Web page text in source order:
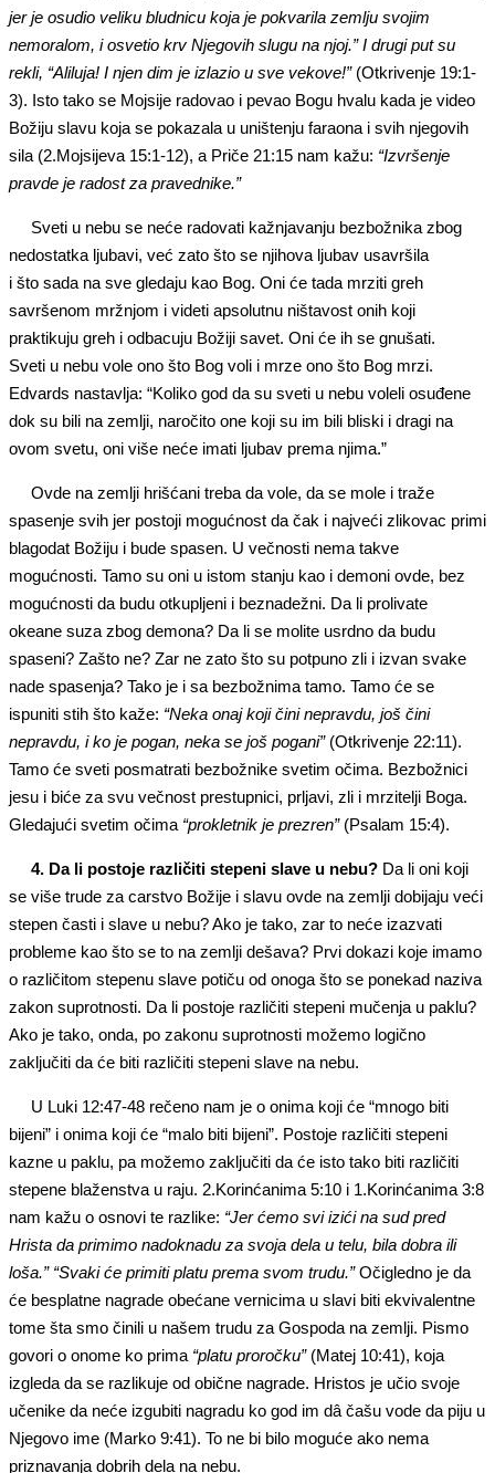
jer je osudio veliku bludnicu koja je pokvarila zemlju svojim
nemoralom, i osvetio krv Njegovih slugu na njoj.” I drugi put su
rekli, “Aliluja! I njen dim je izlazio u sve vekove!”(Otkrivenje 19:1-
3). Isto tako se Mojsije radovao i pevao Bogu hvalu kada je video
Božiju slavu koja se pokazala u uništenju faraona i svih njegovih
sila (2.Mojsijeva 15:1-12), a Priče 21:15 nam kažu: “Izvršenje
pravde je radost za pravednike.”
Sveti u nebu se neće radovati kažnjavanju bezbožnika zbog
nedostatka ljubavi, već zato što se njihova ljubav usavršila
i što sada na sve gledaju kao Bog. Oni će tada mrziti greh
savršenom mržnjom i videti apsolutnu ništavost onih koji
praktikuju greh i odbacuju Božiji savet. Oni će ih se gnušati.
Sveti u nebu vole ono što Bog voli i mrze ono što Bog mrzi.
Edvards nastavlja: “Koliko god da su sveti u nebu voleli osuđene
dok su bili na zemlji, naročito one koji su im bili bliski i dragi na
ovom svetu, oni više neće imati ljubav prema njima.”
Ovde na zemlji hrišćani treba da vole, da se mole i traže
spasenje svih jer postoji mogućnost da čak i najveći zlikovac primi
blagodat Božiju i bude spasen. U večnosti nema takve
mogućnosti. Tamo su oni u istom stanju kao i demoni ovde, bez
mogućnosti da budu otkupljeni i beznadežni. Da li prolivate
okeane suza zbog demona? Da li se molite usrdno da budu
spaseni? Zašto ne? Zar ne zato što su potpuno zli i izvan svake
nade spasenja? Tako je i sa bezbožnima tamo. Tamo će se
ispuniti stih što kaže: “Neka onaj koji čini nepravdu, još čini
nepravdu, i ko je pogan, neka se još pogani”(Otkrivenje 22:11).
Tamo će sveti posmatrati bezbožnike svetim očima. Bezbožnici
jesu i biće za svu večnost prestupnici, prljavi, zli i mrzitelji Boga.
Gledajući svetim očima “prokletnik je prezren”(Psalam 15:4).
4. Da li postoje različiti stepeni slave u nebu? Da li oni koji
se više trude za carstvo Božije i slavu ovde na zemlji dobijaju veći
stepen časti i slave u nebu? Ako je tako, zar to neće izazvati
probleme kao što se to na zemlji dešava? Prvi dokazi koje imamo
o različitom stepenu slave potiču od onoga što se ponekad naziva
zakon suprotnosti. Da li postoje različiti stepeni mučenja u paklu?
Ako je tako, onda, po zakonu suprotnosti možemo logično
zaključiti da će biti različiti stepeni slave na nebu.
U Luki 12:47-48 rečeno nam je o onima koji će “mnogo biti
bijeni” i onima koji će “malo biti bijeni”. Postoje različiti stepeni
kazne u paklu, pa možemo zaključiti da će isto tako biti različiti
stepene blaženstva u raju. 2.Korinćanima 5:10 i 1.Korinćanima 3:8
nam kažu o osnovi te razlike: “Jer ćemo svi izići na sud pred
Hrista da primimo nadoknadu za svoja dela u telu, bila dobra ili
loša.” “Svaki će primiti platu prema svom trudu.”Očigledno je da
će besplatne nagrade obećane vernicima u slavi biti ekvivalentne
tome šta smo činili u našem trudu za Gospoda na zemlji. Pismo
govori o onome ko prima “platu proročku”(Matej 10:41), koja
izgleda da se razlikuje od obične nagrade. Hristos je učio svoje
učenike da neće izgubiti nagradu ko god im dâ čašu vode da piju u
Njegovo ime (Marko 9:41). To ne bi bilo moguće ako nema
priznavanja dobrih dela na nebu.